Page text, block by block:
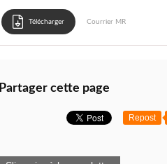
Télécharger Courrier MR
Partager cette page
Repost